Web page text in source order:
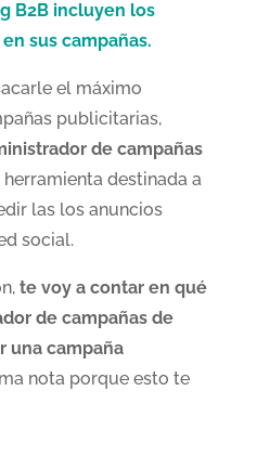
B2B incluyen los
sus campañas.
el máximo
publicitarias,
de campañas
herramienta destinada a
las los anuncios
social.
te voy a contar en qué
de campañas de
una campaña
nota porque esto te